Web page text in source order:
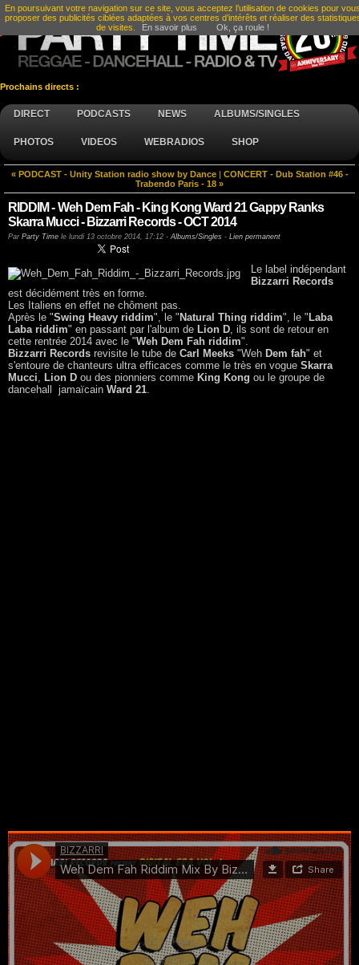
Prochains directs :
DIRECT PODCASTS NEWS ALBUMS/SINGLES
PHOTOS VIDEOS WEBRADIOS SHOP
« PODCAST - Unity Station radio show by Dance
CONCERT - Dub Station #46 -
Trabendo Paris - 18 »
RIDDIM - Weh Dem Fah - King Kong Ward 21 Gappy Ranks
Skarra Mucci - Bizzarri Records - OCT 2014
Par Party Time le lundi 13 octobre 2014, 17:12 -Albums/Singles - Lien permanent
Le label indépendant
Bizzarri Records
est décidément très en forme.
Les Italiens en effet ne chôment pas.
Après le "Swing Heavy riddim", le " Natural Thing riddim", le " Laba
Laba riddim" en passant par l'album de Lion D, ils sont de retour en
cette rentrée 2014 avec le "Weh Dem Fah riddim".
Bizzarri Records revisite le tube de Carl Meeks "Weh Dem fah" et
s'entoure de chanteurs ultra efficaces comme le très en vogue Skarra
Mucci, Lion D ou des pionniers comme King Kong ou le groupe de
dancehall jamaïcain Ward 21.
En poursuivant votre navigation sur ce site, vous acceptez l’utilisation de cookies pour
proposer des publicités ciblées adaptées à vos centres d’intérêts et réaliser des
de visites.
En savoir plus Ok, ça roule !